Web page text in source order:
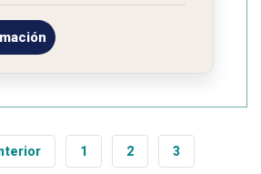
anterior Página
1 Página
2 Página
3